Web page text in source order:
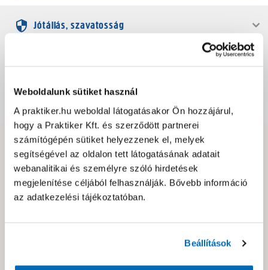
Weboldalunk sütiket használ
A praktiker.hu weboldal látogatásakor Ön hozzájárul,
hogy a Praktiker Kft. és szerződött partnerei
számítógépén sütiket helyezzenek el, melyek
segítségével az oldalon tett látogatásának adatait
webanalitikai és személyre szóló hirdetések
megjelenítése céljából felhasználják. Bővebb információ
az adatkezelési tájékoztatóban.
Beállítások
Jótállás, szavatosság
Hibát találtál az oldalon vagy a termék leírásában?
Kérjük jelezd nekünk!